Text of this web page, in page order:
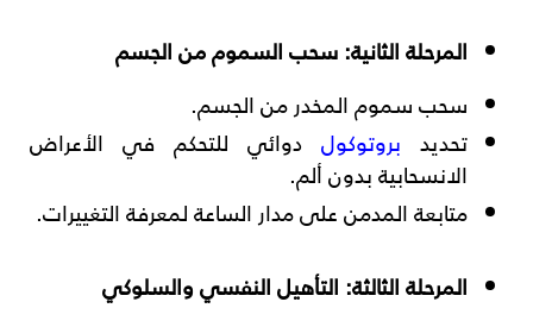
المرحلة الثانية: سحب السموم من الجسم
سحب سموم المخدر من الجسم.
تحديد بروتوكول دوائي للتحكم في الأعراض
الانسحابية بدون ألم.
متابعة المدمن على مدار الساعة لمعرفة التغييرات.
المرحلة الثالثة: التأهيل النفسي والسلوكي